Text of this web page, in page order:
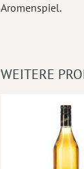
Aromenspiel.
WEITERE